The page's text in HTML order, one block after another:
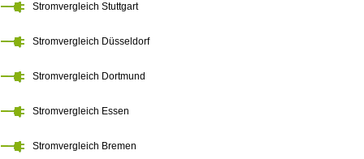
Stromvergleich Stuttgart
Stromvergleich Düsseldorf
Stromvergleich Dortmund
Stromvergleich Essen
Stromvergleich Bremen